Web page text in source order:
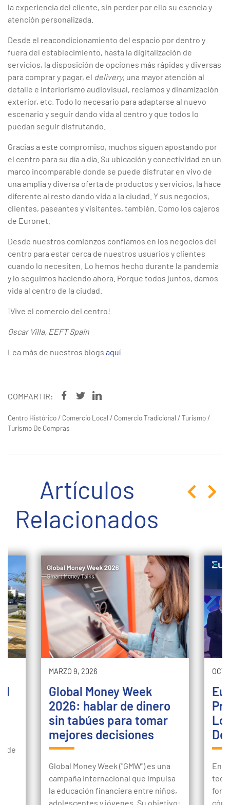
la experiencia del cliente, sin perder por ello su esencia y
atención personalizada.
Desde el reacondicionamiento del espacio por dentro y
fuera del establecimiento, hasta la digitalización de
servicios, la disposición de opciones más rápidas y diversas
para comprar y pagar, el delivery, una mayor atención al
detalle e interiorismo audiovisual, reclamos y dinamización
exterior, etc. Todo lo necesario para adaptarse al nuevo
escenario y seguir dando vida al centro y que todos lo
puedan seguir disfrutando.
Gracias a este compromiso, muchos siguen apostando por
el centro para su día a día. Su ubicación y conectividad en un
marco incomparable donde se puede disfrutar en vivo de
una amplia y diversa oferta de productos y servicios, la hace
diferente al resto dando vida a la ciudad. Y sus negocios,
clientes, paseantes y visitantes, también. Como los cajeros
de Euronet.
Desde nuestros comienzos confiamos en los negocios del
centro para estar cerca de nuestros usuarios y clientes
cuando lo necesiten. Lo hemos hecho durante la pandemia
y lo seguimos haciendo ahora. Porque todos juntos, damos
vida al centro de la ciudad.
¡Vive el comercio del centro!
Oscar Villa, EEFT Spain
Lea más de nuestros blogs aquí
COMPARTIR:
Centro Histórico / Comercio Local / Comercio Tradicional /Turismo /
Turismo De Compras
Artículos
Relacionados
de
MARZO 9, 2026
Global Money Week
2026: hablar de dinero
sin tabúes para tomar
mejores decisiones
Global Money Week ("GMW") es una
campaña internacional que impulsa
la educación financiera entre niños,
adolescentes y jóvenes. Su objetivo:
En